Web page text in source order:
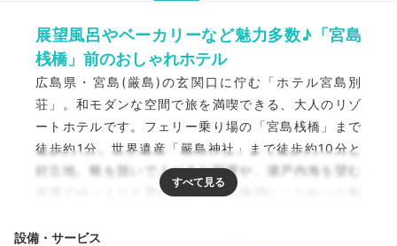
展望風呂やベーカリーなど魅力多数♪「宮島
桟橋」前のおしゃれホテル
広島県・宮島(厳島)の玄関口に佇む「ホテル宮島別
荘」。和モダンな空間で旅を満喫できる、大人のリゾ
ートホテルです。フェリー乗り場の「宮島桟橋」まで
徒歩約1分、世界遺産「嚴島神社」まで徒歩約10分と
好立地。靴を脱いで上がるお部屋や、瀬戸内海を望む
浴場でゆっくりと寛げます。地産地消にこだわった創
ーカリーもあり、充実した時間を過ごせますよ。
設備・サービス